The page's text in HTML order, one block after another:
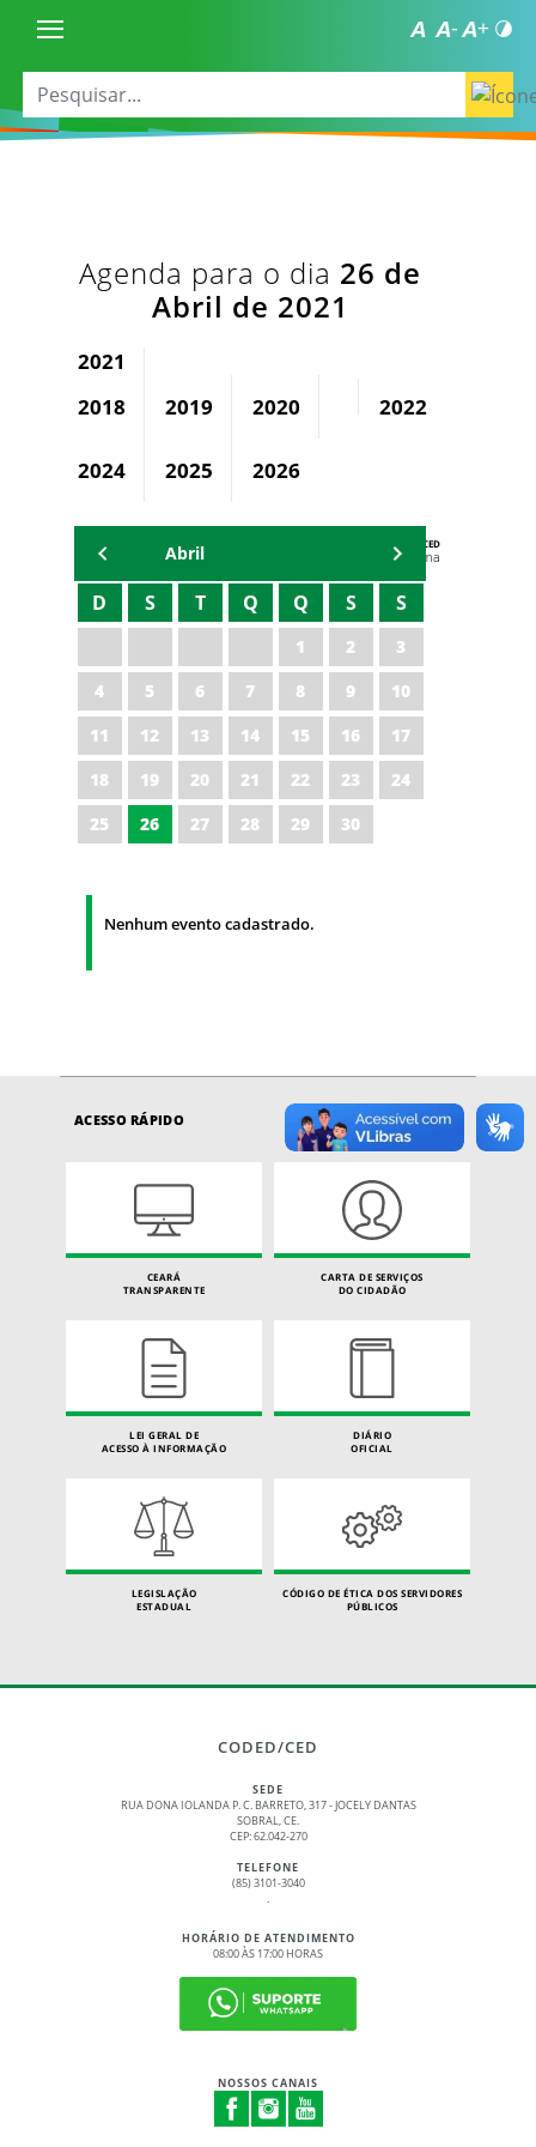
Agenda para o dia 26 de
Abril de 2021
2021
2018
2019 2020 2022
2024 2025 2026
AGENDA DA CODED/CED
Vagna Lima
Abril
D S T Q Q S S
1 2
3
4
5 6 7 8 9
10
11
12 13 14 15 16
17
18
19 20 21 22 23
24
25
26 27 28 29 30
Nenhum evento cadastrado.
ACESSO RÁPIDO
CEARÁ
TRANSPARENTE
CARTA DE SERVIÇOS
DO CIDADÃO
LEI GERAL DE
ACESSO À INFORMAÇÃO
DIÁRIO
OFICIAL
LEGISLAÇÃO
ESTADUAL
CÓDIGO DE ÉTICA DOS SERVIDORES
PÚBLICOS
CODED/CED
SEDE
RUA DONA IOLANDA P. C. BARRETO, 317 - JOCELY DANTAS
SOBRAL, CE.
CEP: 62.042-270
TELEFONE
(85) 3101-3040
.
HORÁRIO DE ATENDIMENTO
08:00 ÀS 17:00 HORAS
NOSSOS CANAIS